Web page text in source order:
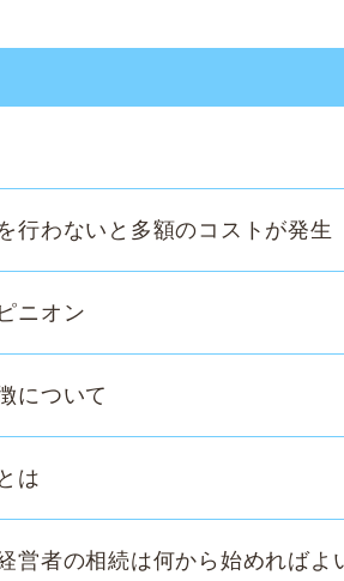
行わないと多額のコストが発生
ニオン
について
は
営者の相続は何から始めればよ